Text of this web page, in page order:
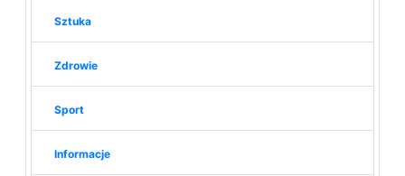
Sztuka
Zdrowie
Sport
Informacje